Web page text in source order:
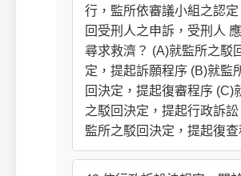
行，監所依審議小組之認定
回受刑人之申訴，受刑人
尋求救濟？ (A)就監所之駁
定，提起訴願程序 (B)就監
回決定，提起復審程序 (C)
之駁回決定，提起行政訴
監所之駁回決定，提起復